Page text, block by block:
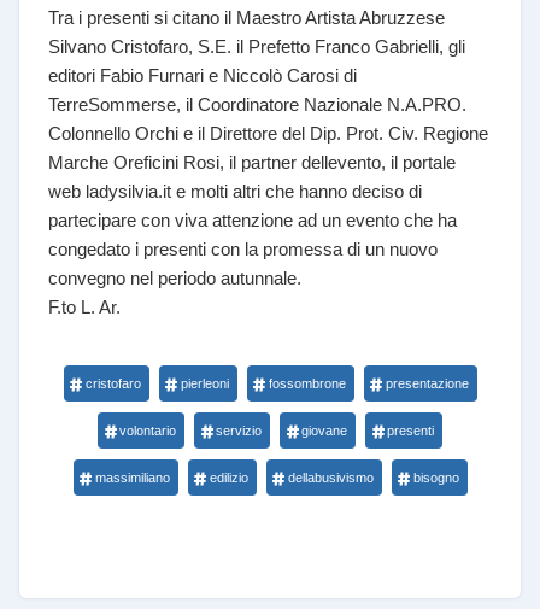
Tra i presenti si citano il Maestro Artista Abruzzese
Silvano Cristofaro, S.E. il Prefetto Franco Gabrielli, gli
editori Fabio Furnari e Niccolò Carosi di
TerreSommerse, il Coordinatore Nazionale N.A.PRO.
Colonnello Orchi e il Direttore del Dip. Prot. Civ. Regione
Marche Oreficini Rosi, il partner dellevento, il portale
web ladysilvia.it e molti altri che hanno deciso di
partecipare con viva attenzione ad un evento che ha
congedato i presenti con la promessa di un nuovo
convegno nel periodo autunnale.
F.to L. Ar.
cristofaro pierleoni fossombrone presentazione
volontario servizio giovane presenti
massimiliano edilizio dellabusivismo bisogno